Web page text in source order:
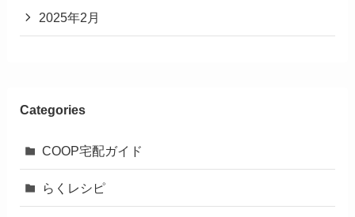
2025年2月
Categories
COOP宅配ガイド
らくレシピ